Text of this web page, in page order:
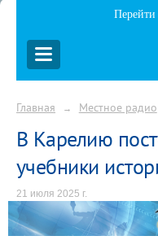
Главная → Местное радио
В Карелию
учебники
21 июля 2025 г.